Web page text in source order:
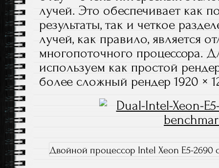
лучей. Это обеспечивает как
результаты, так и четкое
лучей, как правило, является
многопоточного процессора.
используем как простой
более сложный рендер 1920 ×
Двойной процессор Intel Xeon E5-2690